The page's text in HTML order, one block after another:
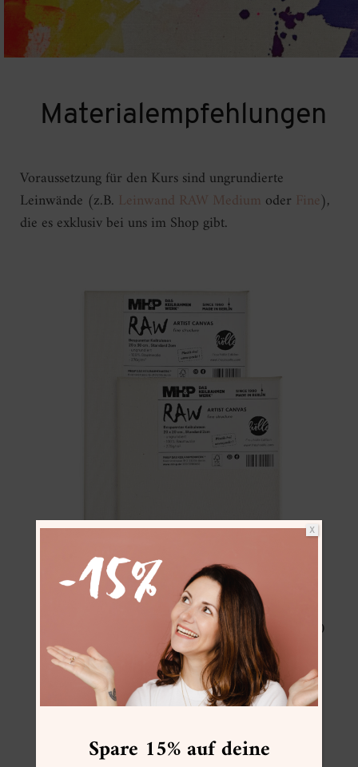
Materialempfehlungen
Voraussetzung für den Kurs sind ungrundierte
Leinwände (z.B. Leinwand RAW Medium oder Fine),
die es exklusiv bei uns im Shop gibt.
UNGRUNDIERTE LEINWÄNDE:
Leinwand RAW Fine, 20 x 20 cm und 20 x 30
cm
Leinwand RAW Medium , 20 x 20 cm
Spare 15% auf deine
X